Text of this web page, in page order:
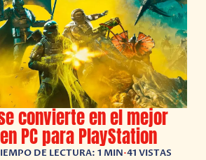
convierte en el mejor
PC para PlayStation
DE LECTURA: 1 MIN•41 VISTAS